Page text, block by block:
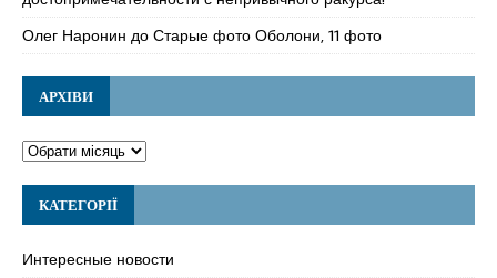
Олег Наронин доСтарые фото Оболони, 11 фото
АРХІВИ
КАТЕГОРІЇ
Интересные новости